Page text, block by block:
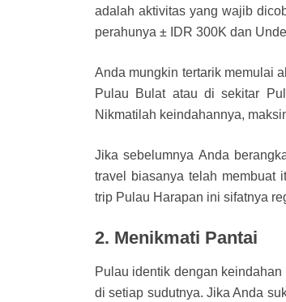
adalah aktivitas yang wajib
perahunya ± IDR 300K dan
Anda mungkin tertarik memulai
Pulau Bulat atau di sekitar
Nikmatilah keindahannya,
Jika sebelumnya Anda
travel biasanya telah membuat
trip Pulau Harapan ini sifatnya
2. Menikmati Pantai
Pulau identik dengan
di setiap sudutnya. Jika Anda